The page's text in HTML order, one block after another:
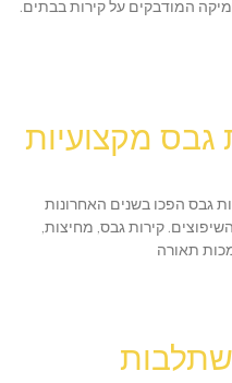
המודבקים על קירות בבתים.
גבס מקצועיות
גבס הפכו בשנים האחרונות
קירות גבס, מחיצות,
תאורה